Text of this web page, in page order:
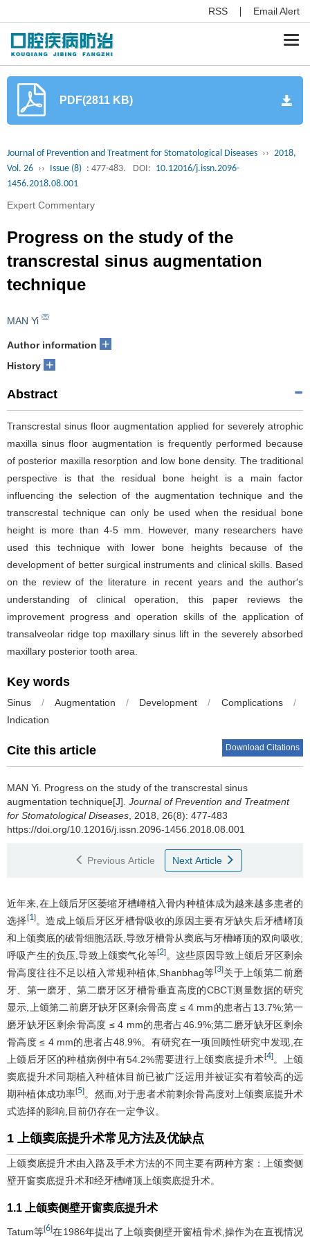
RSS Email Alert
PDF(2811 KB)
Journal of Prevention and Treatment for Stomatological Diseases ›› 2018,
Vol. 26 ›› Issue (8) : 477-483. DOI: 10.12016/j.issn.2096-
1456.2018.08.001
Expert Commentary
Progress on the study of the
transcrestal sinus augmentation
technique
MAN Yi
Author information +
History +
Abstract
Transcrestal sinus floor augmentation applied for severely atrophic
maxilla sinus floor augmentation is frequently performed because
of posterior maxilla resorption and low bone density. The traditional
perspective is that the residual bone height is a main factor
influencing the selection of the augmentation technique and the
transcrestal technique can only be used when the residual bone
height is more than 4-5 mm. However, many researchers have
used this technique with lower bone heights because of the
development of better surgical instruments and clinical skills. Based
on the review of the literature in recent years and the author′s
understanding of clinical operation, this paper reviews the
improvement progress and operation skills of the application of
transalveolar ridge top maxillary sinus lift in the severely absorbed
maxillary posterior tooth area.
Key words
Sinus / Augmentation / Development / Complications
/
Indication
Cite this article Download Citations
MAN Yi Progress on the study of the transcrestal sinus
augmentation technique[J]. Journal of Prevention and Treatment
for Stomatological Diseases , 2018, 26(8): 477-483
https://doi.org/10.12016/j.issn.2096-1456.2018.08.001
Previous Article Next Article
近年来,在上颌后牙区萎缩牙槽嵴植入骨内种植体成为越来越多患者的
选择[1]。造成上颌后牙区牙槽骨吸收的原因主要有牙缺失后牙槽嵴顶
和上颌窦底的破骨细胞活跃,导致牙槽骨从窦底与牙槽嵴顶的双向吸收;
呼吸产生的负压,导致上颌窦气化等[2]。这些原因导致上颌后牙区剩余
骨高度往往不足以植入常规种植体,Shanbhag等[3]关于上颌第二前磨
牙、第一磨牙、第二磨牙区牙槽骨垂直高度的CBCT测量数据的研究
显示,上颌第二前磨牙缺牙区剩余骨高度 ≤ 4 mm的患者占13.7%;第一
磨牙缺牙区剩余骨高度 ≤ 4 mm的患者占46.9%;第二磨牙缺牙区剩余
骨高度 ≤ 4 mm的患者占48.9%。有研究在一项回顾性研究中发现,在
上颌后牙区的种植病例中有54.2%需要进行上颌窦底提升术[4]。上颌
窦底提升术同期植入种植体目前已被广泛运用并被证实有着较高的远
期种植体成功率[5] 。然而,对于患者术前剩余骨高度对上颌窦底提升术
式选择的影响,目前仍存在一定争议。
1 上颌窦底提升术常见方法及优缺点
上颌窦底提升术由入路及手术方法的不同主要有两种方案：上颌窦侧
壁开窗窦底提升术和经牙槽嵴顶上颌窦底提升术。
1.1 上颌窦侧壁开窗窦底提升术
Tatum等[6]在1986年提出了上颌窦侧壁开窗植骨术,操作为在直视情况